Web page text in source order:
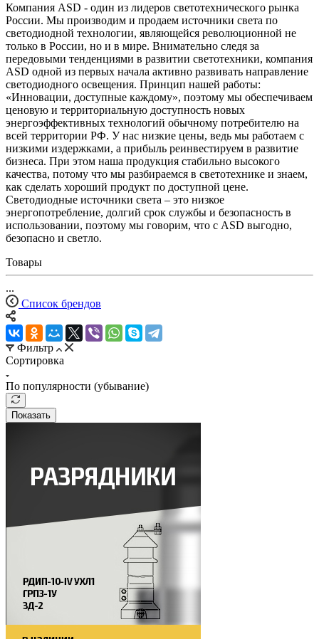
Компания ASD - один из лидеров светотехнического рынка
России. Мы производим и продаем источники света по
светодиодной технологии, являющейся революционной не
только в России, но и в мире. Внимательно следя за
передовыми тенденциями в развитии светотехники, компания
ASD одной из первых начала активно развивать направление
светодиодного освещения. Принцип нашей работы:
«Инновации, доступные каждому», поэтому мы обеспечиваем
ценовую и территориальную доступность новых
энергоэффективных технологий обычному потребителю на
всей территории РФ. У нас низкие цены, ведь мы работаем с
низкими издержками, а прибыль реинвестируем в развитие
бизнеса. При этом наша продукция стабильно высокого
качества, потому что мы разбираемся в светотехнике и знаем,
как сделать хороший продукт по доступной цене.
Светодиодные источники света – это низкое
энергопотребление, долгий срок службы и безопасность в
использовании, поэтому мы говорим, что с ASD выгодно,
безопасно и светло.
Товары
...
Список брендов
Фильтр
Сортировка
По популярности (убывание)
Показать